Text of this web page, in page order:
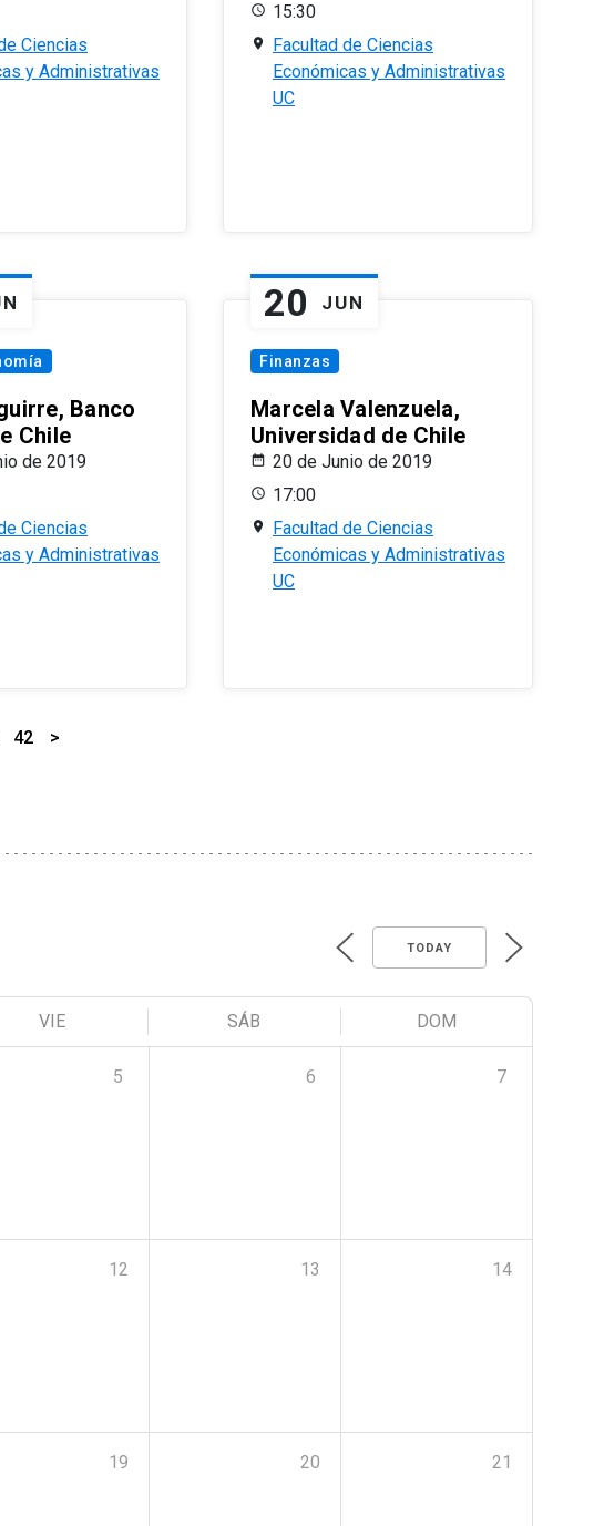
Ciencias
y Administrativas
15:30
Facultad de Ciencias
Económicas y Administrativas
UC
Banco
Chile
de 2019
Ciencias
y Administrativas
20 JUN
Finanzas
Marcela Valenzuela,
Universidad de Chile
20 de Junio de 2019
17:00
Facultad de Ciencias
Económicas y Administrativas
UC
42 >
TODAY
VIE SÁB DOM
5 6 7
12 13 14
19 20 21